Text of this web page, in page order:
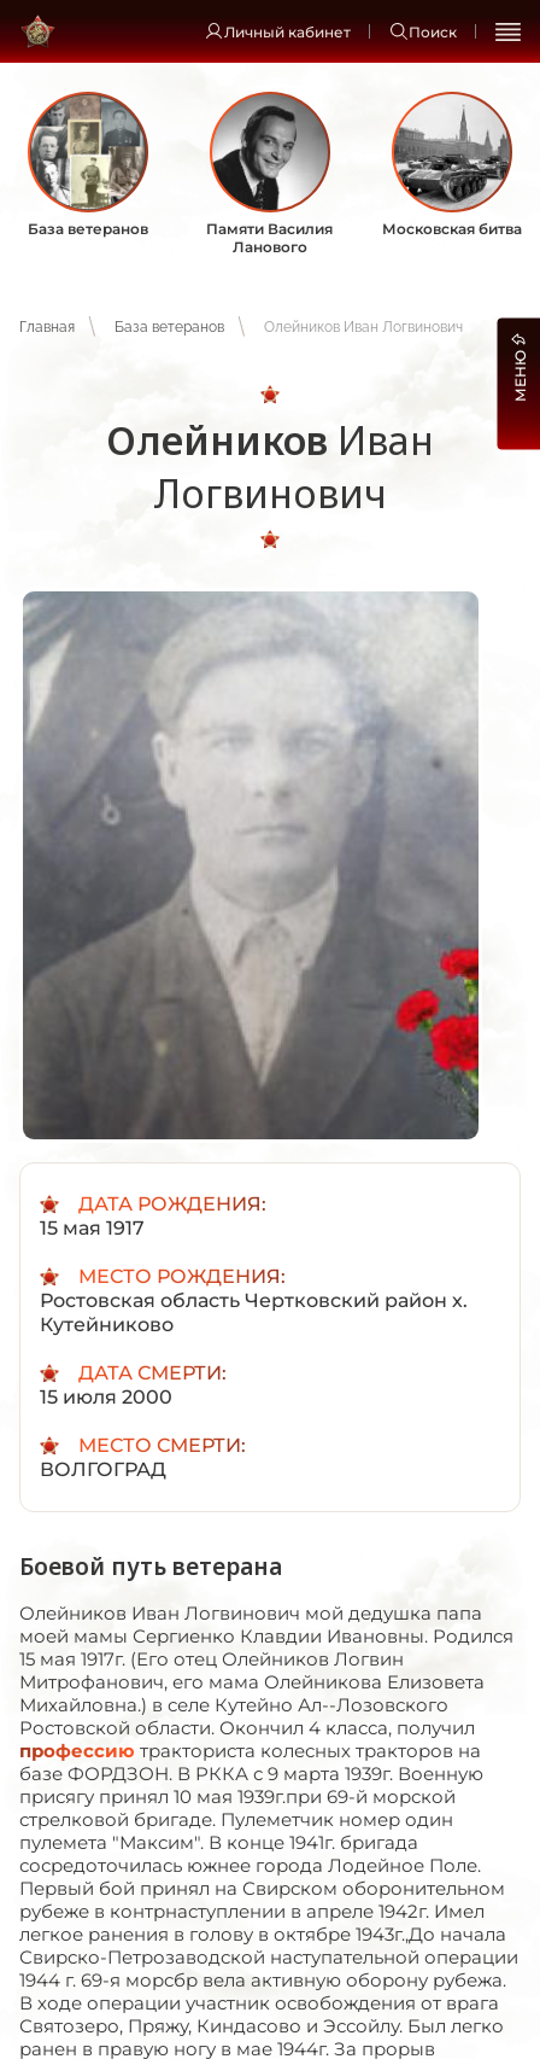
Личный кабинет Поиск
База ветеранов
Памяти Василия
Ланового
Московская битва
Главная База ветеранов Олейников Иван Логвинович
Олейников Иван
Логвинович
ДАТА РОЖДЕНИЯ:
15 мая 1917
МЕСТО РОЖДЕНИЯ:
Ростовская область Чертковский район х.
Кутейниково
ДАТА СМЕРТИ:
15 июля 2000
МЕСТО СМЕРТИ:
ВОЛГОГРАД
Боевой путь ветерана
Олейников Иван Логвинович мой дедушка папа
моей мамы Сергиенко Клавдии Ивановны. Родился
15 мая 1917г. (Его отец Олейников Логвин
Митрофанович, его мама Олейникова Елизовета
Михайловна.) в селе Кутейно Ал--Лозовского
Ростовской области. Окончил 4 класса, получил
профессию тракториста колесных тракторов на
базе ФОРДЗОН. В РККА с 9 марта 1939г. Военную
присягу принял 10 мая 1939г.при 69-й морской
стрелковой бригаде. Пулеметчик номер один
пулемета "Максим". В конце 1941г. бригада
сосредоточилась южнее города Лодейное Поле.
Первый бой принял на Свирском оборонительном
рубеже в контрнаступлении в апреле 1942г. Имел
легкое ранения в голову в октябре 1943г.,До начала
Свирско-Петрозаводской наступательной операции
1944 г. 69-я морсбр вела активную оборону рубежа.
В ходе операции участник освобождения от врага
Святозеро, Пряжу, Киндасово и Эссойлу. Был легко
ранен в правую ногу в мае 1944г. За прорыв
МЕНЮ